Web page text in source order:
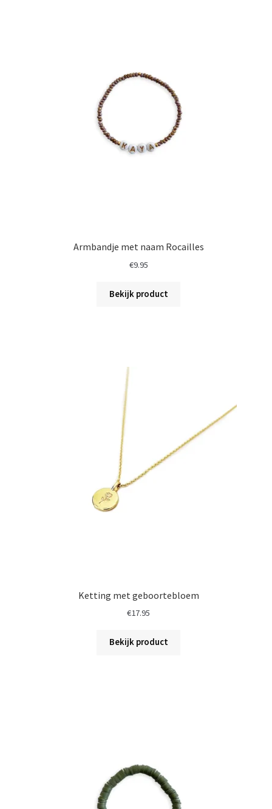
Armbandje met naam Rocailles
€9.95
Bekijk product
Ketting met geboortebloem
€17.95
Bekijk product